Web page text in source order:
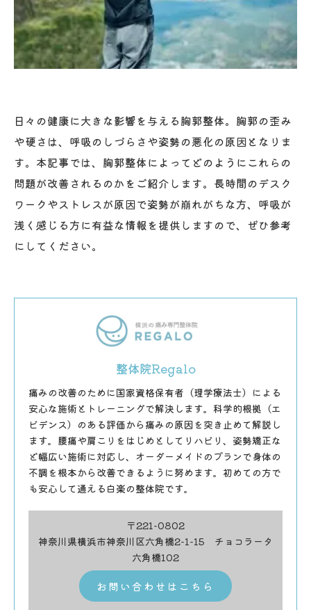
日々の健康に大きな影響を与える胸郭整体。胸郭の歪み
や硬さは、呼吸のしづらさや姿勢の悪化の原因となりま
す。本記事では、胸郭整体によってどのようにこれらの
問題が改善されるのかをご紹介します。長時間のデスク
ワークやストレスが原因で姿勢が崩れがちな方、呼吸が
浅く感じる方に有益な情報を提供しますので、ぜひ参考
にしてください。
整体院Regalo
痛みの改善のために国家資格保有者（理学療法士）による
安心な施術とトレーニングで解決します。科学的根拠（エ
ビデンス）のある評価から痛みの原因を突き止めて解説し
ます。腰痛や肩こりをはじめとしてリハビリ、姿勢矯正な
ど幅広い施術に対応し、オーダーメイドのプランで身体の
不調を根本から改善できるように努めます。初めての方で
も安心して通える白楽の整体院です。
〒221-0802
神奈川県横浜市神奈川区六角橋2-1-15 チョコラータ
六角橋102
お問い合わせはこちら